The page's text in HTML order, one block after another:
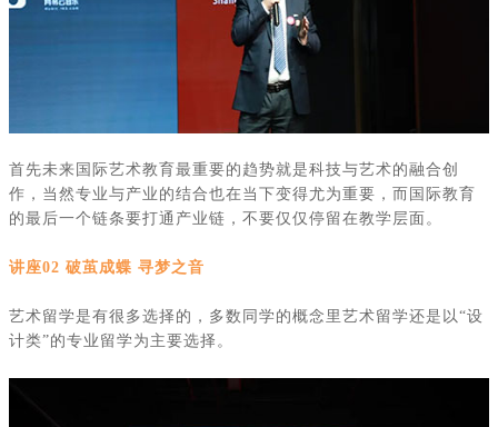
首先未来国际艺术教育最重要的趋势就是科技与艺术的融合创
作，当然专业与产业的结合也在当下变得尤为重要，而国际教育
的最后一个链条要打通产业链，不要仅仅停留在教学层面。
讲座02 破茧成蝶 寻梦之音
艺术留学是有很多选择的，多数同学的概念里艺术留学还是以 “设
计类”的专业留学为主要选择。